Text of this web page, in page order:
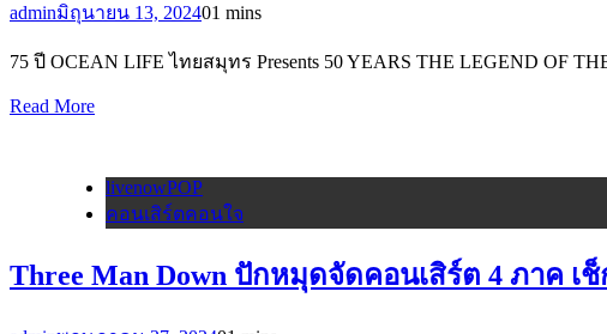
adminมิถุนายน 13, 202401 mins
75 ปี OCEAN LIFE ไทยสมุทร Presents 50 YEARS THE LEGEND OF
Read More
livenowPOP
คอนเสิร์ตคอนใจ
Three Man Down ปักหมุดจัดคอนเสิร์ต 4 ภาค เ